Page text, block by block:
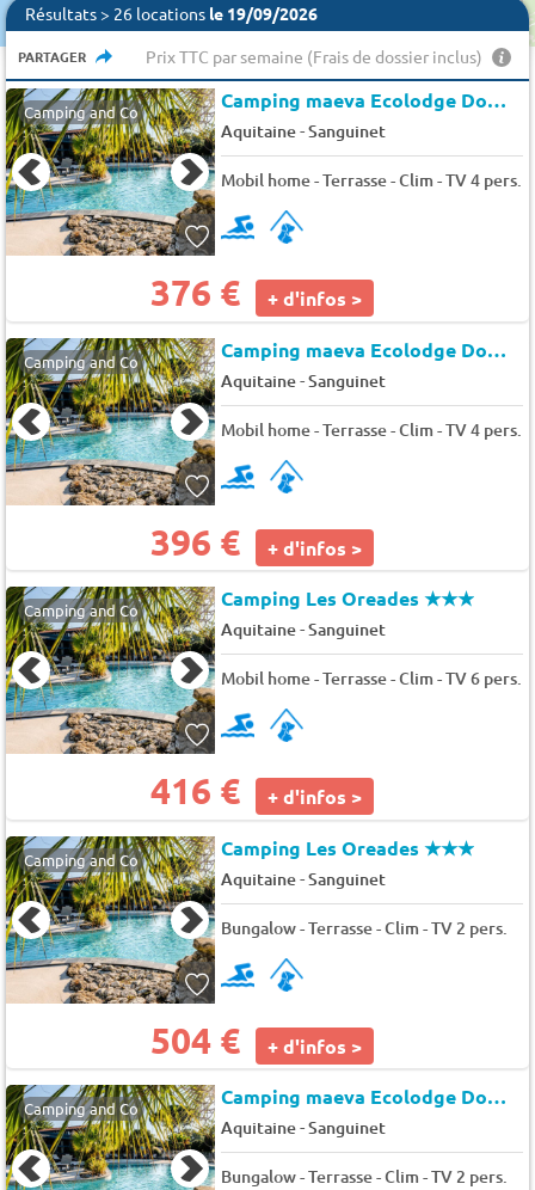
Résultats > 26 locations le 19/09/2026
PARTAGER Prix TTC par semaine (Frais de dossier inclus)
Camping and Co Camping maeva Ecolodge Domaine Les Oréades *
Aquitaine-Sanguinet
Mobil home - Terrasse - Clim - TV 4 pers.
376 € + d'infos >
Camping and Co Camping maeva Ecolodge Domaine Les Oréades *
Aquitaine-Sanguinet
Mobil home - Terrasse - Clim - TV 4 pers.
396 € + d'infos >
Camping and Co Camping Les Oreades★★★
Aquitaine-Sanguinet
Mobil home - Terrasse - Clim - TV 6 pers.
416 € + d'infos >
Camping and Co Camping Les Oreades★★★
Aquitaine-Sanguinet
Bungalow - Terrasse - Clim - TV 2 pers.
504 € + d'infos >
Camping and Co Camping maeva Ecolodge Domaine Les Oréades *
Aquitaine-Sanguinet
Bungalow - Terrasse - Clim - TV 2 pers.